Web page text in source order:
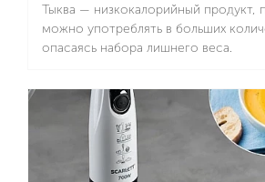
Тыква — низкокалорийный продукт,
можно употреблять в больших
опасаясь набора лишнего веса.
Подробнее